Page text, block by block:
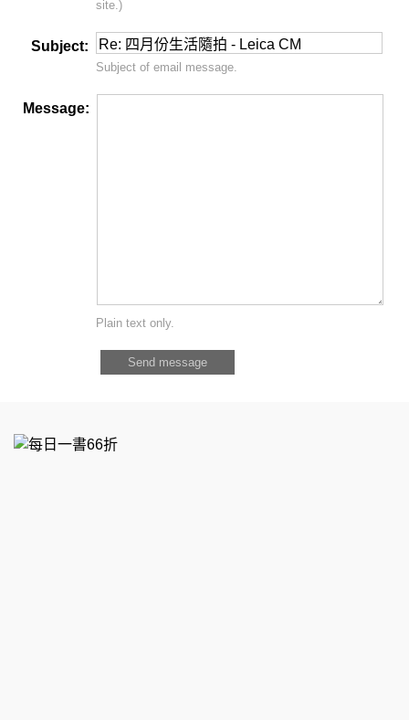
site.)
Subject:
Subject of email message.
Message:
Plain text only.